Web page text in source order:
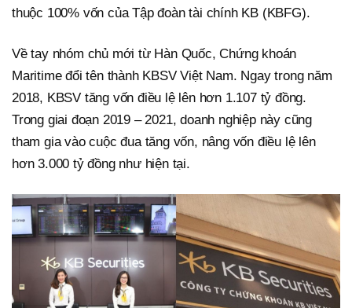
thuộc 100% vốn của Tập đoàn tài chính KB (KBFG).
Về tay nhóm chủ mới từ Hàn Quốc, Chứng khoán
Maritime đổi tên thành KBSV Việt Nam. Ngay trong năm
2018, KBSV tăng vốn điều lệ lên hơn 1.107 tỷ đồng.
Trong giai đoạn 2019 – 2021, doanh nghiệp này cũng
tham gia vào cuộc đua tăng vốn, nâng vốn điều lệ lên
hơn 3.000 tỷ đồng như hiện tại.